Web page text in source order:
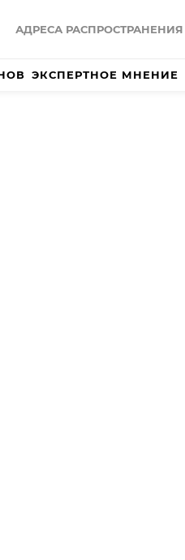
АДРЕСА РАСПРОСТРАНЕНИЯ
ЭКСПЕРТНОЕ МНЕНИЕ